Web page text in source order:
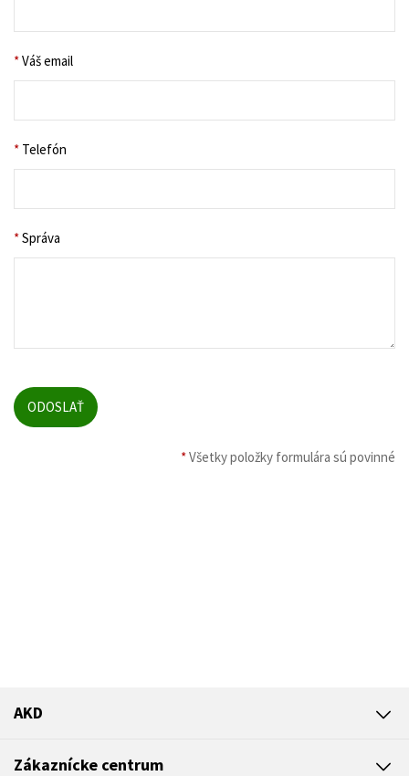
*Váš email
* Telefón
*Správa
*Všetky položky formulára sú povinné
AKD
Zákaznícke centrum